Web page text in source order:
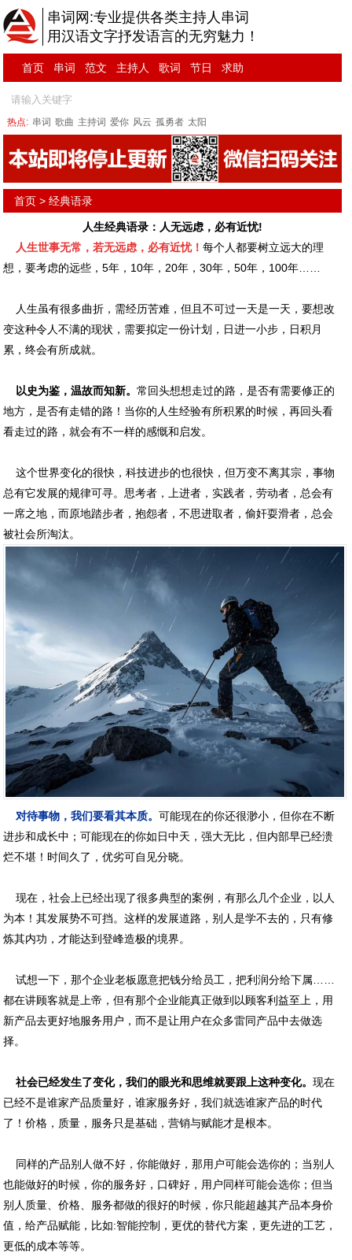
串词网:专业提供各类主持人串词
用汉语文字抒发语言的无穷魅力！
首页 串词 范文 主持人 歌词 节日 求助
热点: 串词 歌曲 主持词 爱你 风云 孤勇者 太阳
首页 >经典语录
人生经典语录：人无远虑，必有近忧!
人生世事无常，若无远虑，必有近忧！每个人都要树立远大的理
想，要考虑的远些，5年，10年，20年，30年，50年，100年……
人生虽有很多曲折，需经历苦难，但且不可过一天是一天，要想改
变这种令人不满的现状，需要拟定一份计划，日进一小步，日积月
累，终会有所成就。
以史为鉴，温故而知新。常回头想想走过的路，是否有需要修正的
地方，是否有走错的路！当你的人生经验有所积累的时候，再回头看
看走过的路，就会有不一样的感慨和启发。
这个世界变化的很快，科技进步的也很快，但万变不离其宗，事物
总有它发展的规律可寻。思考者，上进者，实践者，劳动者，总会有
一席之地，而原地踏步者，抱怨者，不思进取者，偷奸耍滑者，总会
被社会所淘汰。
对待事物，我们要看其本质。可能现在的你还很渺小，但你在不断
进步和成长中；可能现在的你如日中天，强大无比，但内部早已经溃
烂不堪！时间久了，优劣可自见分晓。
现在，社会上已经出现了很多典型的案例，有那么几个企业，以人
为本！其发展势不可挡。这样的发展道路，别人是学不去的，只有修
炼其内功，才能达到登峰造极的境界。
试想一下，那个企业老板愿意把钱分给员工，把利润分给下属……
都在讲顾客就是上帝，但有那个企业能真正做到以顾客利益至上，用
新产品去更好地服务用户，而不是让用户在众多雷同产品中去做选
择。
社会已经发生了变化，我们的眼光和思维就要跟上这种变化。现在
已经不是谁家产品质量好，谁家服务好，我们就选谁家产品的时代
了！价格，质量，服务只是基础，营销与赋能才是根本。
同样的产品别人做不好，你能做好，那用户可能会选你的；当别人
也能做好的时候，你的服务好，口碑好，用户同样可能会选你；但当
别人质量、价格、服务都做的很好的时候，你只能超越其产品本身价
值，给产品赋能，比如:智能控制，更优的替代方案，更先进的工艺，
更低的成本等等。